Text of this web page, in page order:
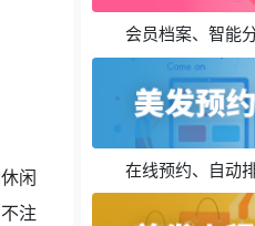
闲
注
会员档案、智能
在线预约、自动